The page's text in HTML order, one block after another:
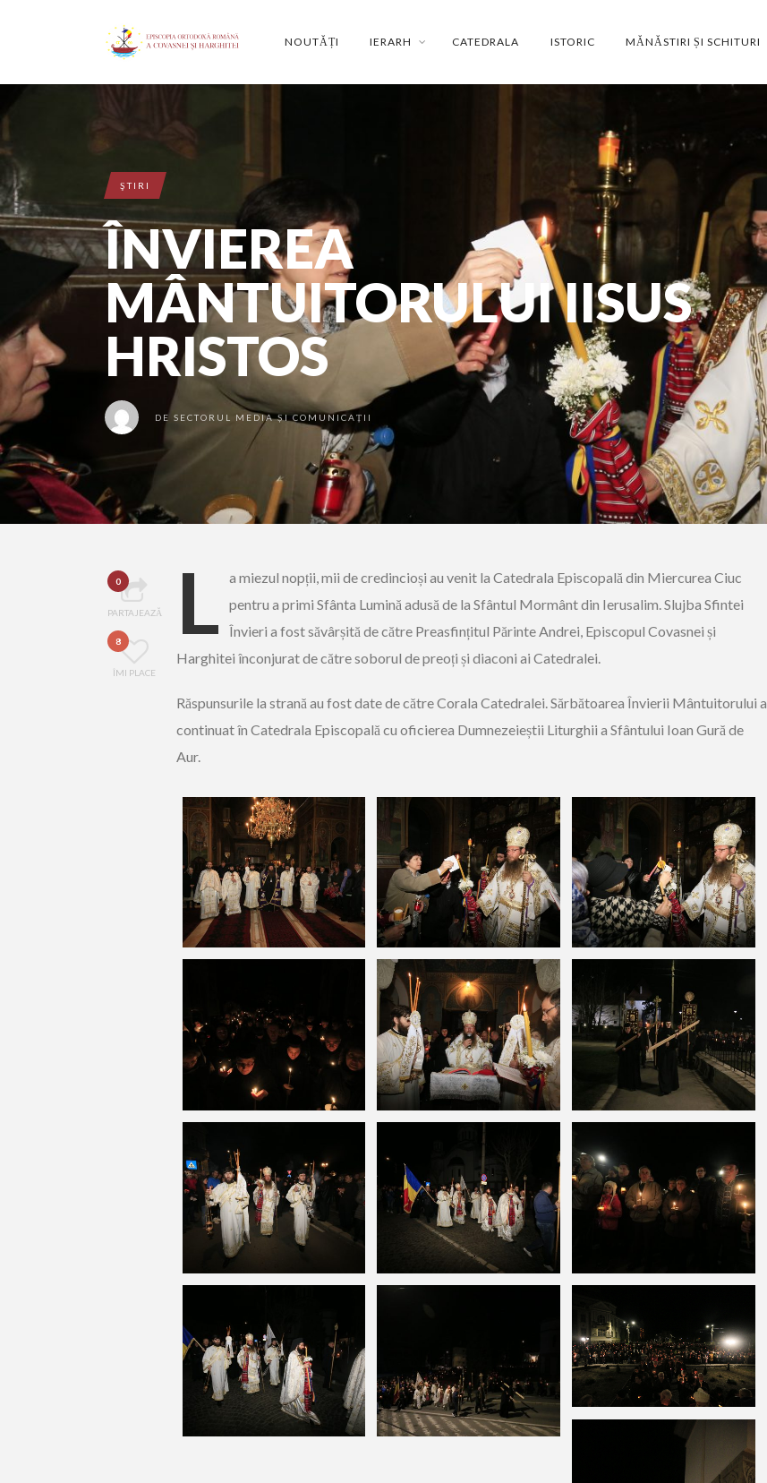
NOUTĂȚI IERARH CATEDRALA ISTORIC MĂNĂSTIRI ȘI SCHITURI
ŞTIRI
ÎNVIEREA
MÂNTUITORULUI IISUS
HRISTOS
DE SECTORUL MEDIA ȘI COMUNICAȚII
0
PARTAJEAZĂ
8
ÎMI PLACE
L
a miezul nopții, mii de credincioși au venit la Catedrala Episcopală din Miercurea Ciuc
pentru a primi Sfânta Lumină adusă de la Sfântul Mormânt din Ierusalim. Slujba Sfintei
Învieri a fost săvârșită de către Preasfințitul Părinte Andrei, Episcopul Covasnei și
Harghitei înconjurat de către soborul de preoți și diaconi ai Catedralei.
Răspunsurile la strană au fost date de către Corala Catedralei. Sărbătoarea Învierii Mântuitorului a
continuat în Catedrala Episcopală cu oficierea Dumnezeieștii Liturghii a Sfântului Ioan Gură de
Aur.